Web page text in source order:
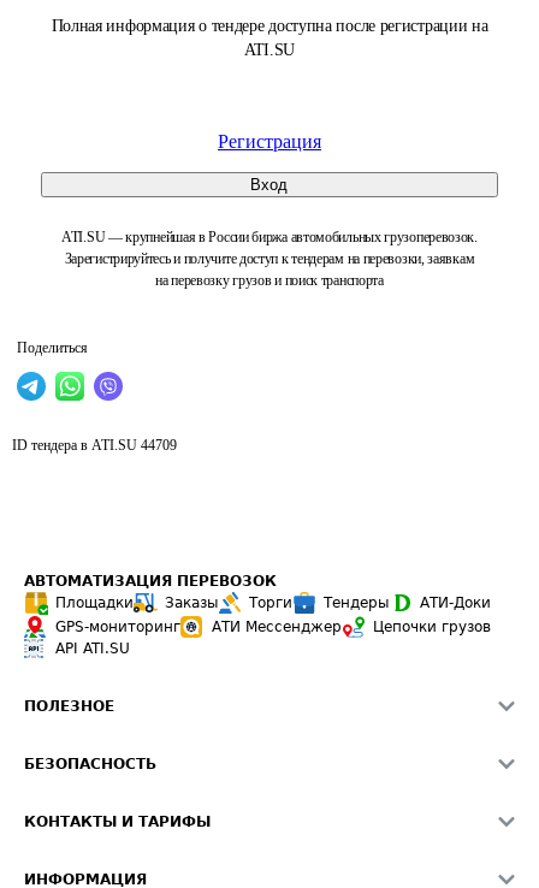
Полная информация о тендере доступна после регистрации на
ATI.SU
Регистрация
Вход
ATI.SU — крупнейшая в России биржа автомобильных грузоперевозок.
Зарегистрируйтесь и получите доступ к тендерам на перевозки, заявкам
на перевозку грузов и поиск транспорта
Поделиться
ID тендера в ATI.SU 44709
АВТОМАТИЗАЦИЯ ПЕРЕВОЗОК
Площадки
Заказы Торги Тендеры
АТИ-Доки
GPS-мониторинг
АТИ Мессенджер
Цепочки грузов
API ATI.SU
ПОЛЕЗНОЕ
Звезды ATI.SU на вашем сайте
Средние ставки
БЕЗОПАСНОСТЬ
Светофор+
КОНТАКТЫ И ТАРИФЫ
ИНФОРМАЦИЯ